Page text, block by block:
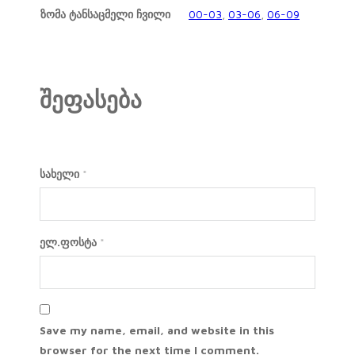
ზომა ტანსაცმელი ჩვილი 00-03 03-06 06-09
შეფასება
სახელი *
ელ.ფოსტა *
Save my name, email, and website in this
browser for the next time I comment.